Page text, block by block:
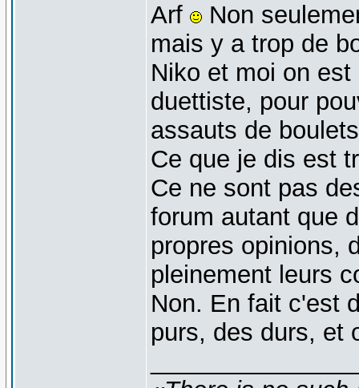
Arf
Non
mais y a trop de
Niko et moi on
duettiste, pour
assauts de
Ce que je dis est
Ce ne sont pas
forum autant que
propres opinions,
pleinement leurs
Non. En fait c'est
purs, des durs, et